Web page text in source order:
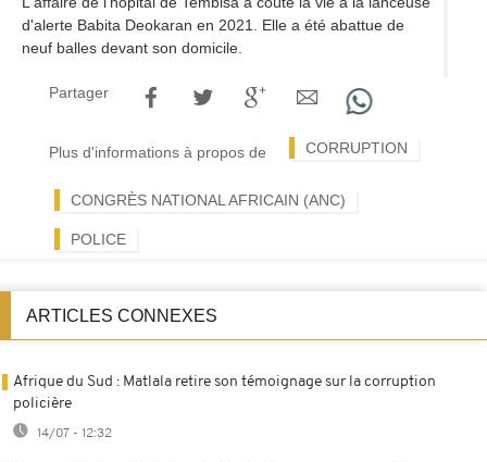
d'alerte Babita Deokaran en 2021. Elle a été abattue de
neuf balles devant son domicile.
Partager
Plus d'informations à propos de CORRUPTION
CONGRÈS NATIONAL AFRICAIN (ANC)
POLICE
ARTICLES CONNEXES
Afrique du Sud : Matlala retire son témoignage sur la corruption
policière
14/07 - 12:32